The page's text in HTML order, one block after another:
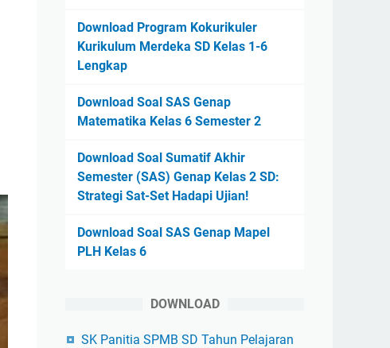
Download Program Kokurikuler
Kurikulum Merdeka SD Kelas 1-6
Lengkap
Download Soal SAS Genap
Matematika Kelas 6 Semester 2
Download Soal Sumatif Akhir
Semester (SAS) Genap Kelas 2 SD:
Strategi Sat-Set Hadapi Ujian!
Download Soal SAS Genap Mapel
PLH Kelas 6
DOWNLOAD
SK Panitia SPMB SD Tahun Pelajaran